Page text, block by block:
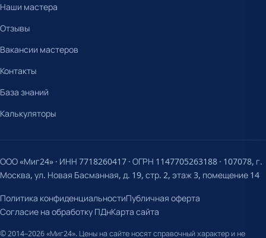
Наши мастера
Отзывы
Вакансии мастеров
Контакты
База знаний
Калькуляторы
ООО «Миг24» · ИНН 7718260417 · ОГРН 1147705263188 · 107078, г.
Москва, ул. Новая Басманная, д. 19, стр. 2, этаж 3, помещение 14
Политика конфиденциальностиПубличная оферта
Согласие на обработку ПДнКарта сайта
© 2014–2026 «Миг24». Цены на сайте носят справочный характер и не